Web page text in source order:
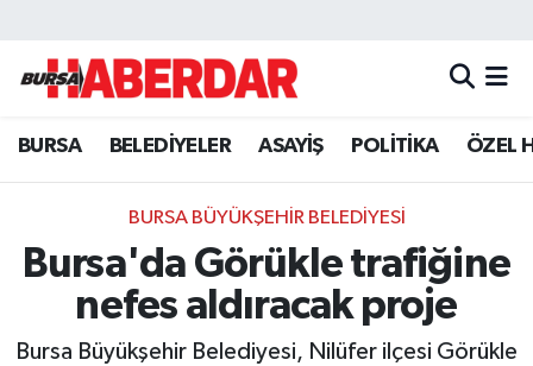
BURSA BELEDİYELER ASAYİŞ POLİTİKA ÖZEL
BURSA BÜYÜKŞEHİR BELEDİYESİ
Bursa'da Görükle trafiğine
nefes aldıracak proje
Bursa Büyükşehir Belediyesi, Nilüfer ilçesi Görükle
Hava Durumu
Trafik Durumu
Süper Lig Puan Durumu ve Fikstür
Tüm Manşetler